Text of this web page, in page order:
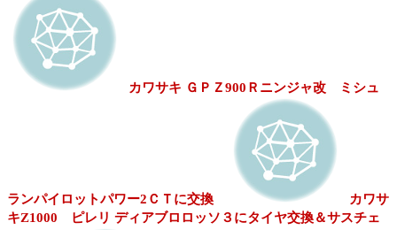
カワサキ ＧＰＺ900Ｒニンジャ改 ミシュ
ランパイロットパワー2ＣＴに交換
カワサ
キZ1000 ピレリ ディアブロロッソ３にタイヤ交換＆サスチェ